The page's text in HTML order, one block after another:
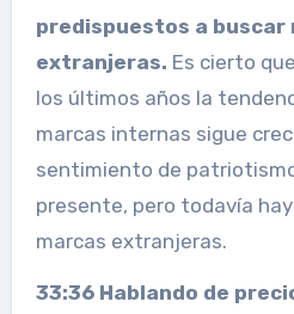
predispuestos a buscar
extranjeras. Es cierto
los últimos años la
marcas internas sigue
sentimiento de
presente, pero todavía
marcas extranjeras.
33:36 Hablando de